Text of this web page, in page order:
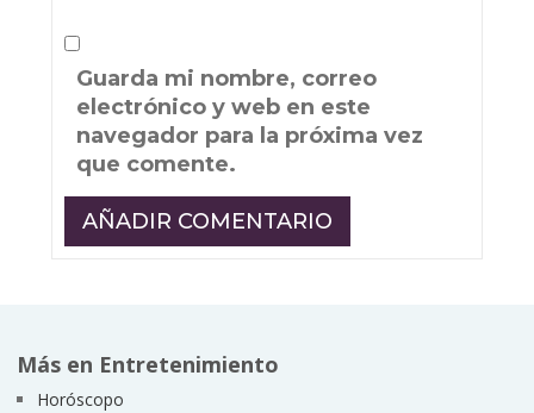
Guarda mi nombre, correo
electrónico y web en este
navegador para la próxima vez
que comente.
Más en Entretenimiento
Horóscopo